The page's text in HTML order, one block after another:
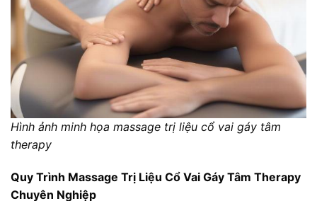
Hình ảnh minh họa massage trị liệu cổ vai gáy tâm
therapy
Quy Trình Massage Trị Liệu Cổ Vai Gáy Tâm Therapy
Chuyên Nghiệp